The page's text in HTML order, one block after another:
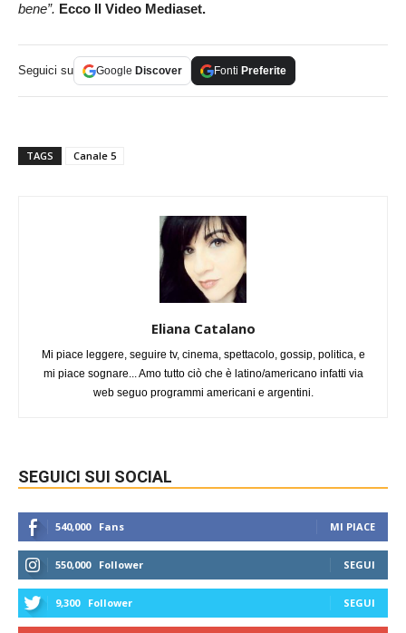
bene”. Ecco Il Video Mediaset.
Seguici su Google Discover Fonti Preferite
TAGS Canale 5
Eliana Catalano
Mi piace leggere, seguire tv, cinema, spettacolo, gossip, politica, e
mi piace sognare... Amo tutto ciò che è latino/americano infatti via
web seguo programmi americani e argentini.
SEGUICI SUI SOCIAL
540,000 Fans MI PIACE
550,000 Follower SEGUI
9,300 Follower SEGUI